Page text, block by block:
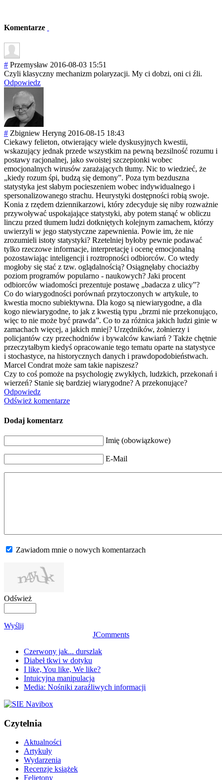
Komentarze
# Przemysław 2016-08-03 15:51
Czyli klasyczny mechanizm polaryzacji. My ci dobzi, oni ci źli.
Odpowiedz
# Zbigniew Heryng 2016-08-15 18:43
Ciekawy felieton, otwierający wiele dyskusyjnych kwestii,
wskazujący jednak przede wszystkim na pewną bezsilność rozumu i
postawy racjonalnej, jako swoistej szczepionki wobec
emocjonalnych wirusów zarażających tłumy. Nic to wiedzieć, że
„kiedy rozum śpi, budzą się demony”. Poza tym bezduszna
statystyka jest słabym pocieszeniem wobec indywidualnego i
spersonalizowanego strachu. Heurystyki dostępności robią swoje.
Konia z rzędem dziennikarzowi, który zdecyduje się niby rozważnie
przywoływać uspokajające statystyki, aby potem stanąć w obliczu
linczu przed tłumem ludzi dotkniętych kolejnym zamachem, którzy
uwierzyli w jego statystyczne zapewnienia. Powie im, że nie
zrozumieli istoty statystyki? Rzetelniej byłoby pewnie podawać
tylko rzeczowe informacje, interpretację i ocenę emocjonalną
pozostawiając inteligencji i roztropności odbiorców. Co wtedy
mogłoby się stać z tzw. oglądalnością? Osiągnęłaby chociażby
poziom programów popularno - naukowych? Jaki procent
odbiorców wiadomości prezentuje postawę „badacza z ulicy”?
Co do wiarygodności porównań przytoczonych w artykule, to
kwestia mocno subiektywna. Dla kogo są niewiarygodne, a dla
kogo niewiarygodne, to jak z kwestią typu „brzmi nie przekonująco,
więc to nie może być prawda”. Co to za różnica jakich ludzi ginie w
zamachach więcej, a jakich mniej? Urzędników, żołnierzy i
policjantów czy przechodniów i bywalców kawiarń ? Także chętnie
przeczytałbym kiedyś opracowanie tego tematu oparte na statystyce
i stochastyce, na historycznych danych i prawdopodobieństwach.
Marcel Condrat może sam takie napiszesz?
Czy to coś pomoże na psychologię zwykłych, ludzkich, przekonań i
wierzeń? Stanie się bardziej wiarygodne? A przekonujące?
Odpowiedz
Odśwież komentarze
Dodaj komentarz
Imię (obowiązkowe)
E-Mail
Zawiadom mnie o nowych komentarzach
Odśwież
Wyślij
JComments
Czerwony jak... durszlak
Diabeł tkwi w dotyku
I like, You like, We like?
Intuicyjna manipulacja
Media: Nośniki zaraźliwych informacji
Czytelnia
Aktualności
Artykuły
Wydarzenia
Recenzje książek
Felietony